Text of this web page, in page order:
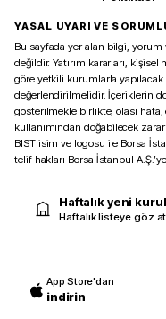
YASAL UYARI VE
Bu sayfada yer alan bilgi, yorum
değildir. Yatırım kararları,
göre yetkili kurumlarla yapılacak
değerlendirilmelidir. İçeriklerin
gösterilmekle birlikte, olası
kullanımından doğabilecek
BIST isim ve logosu ile Borsa
telif hakları Borsa İstanbul
Haftalık yeni
Haftalık listeye göz
App Store'dan
indirin